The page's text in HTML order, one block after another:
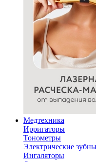
Медтехника
Ирригаторы
Тонометры
Электрические
Ингаляторы